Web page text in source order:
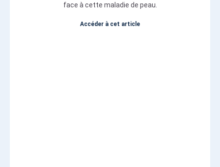
face à cette maladie de peau.
Accéder à cet article